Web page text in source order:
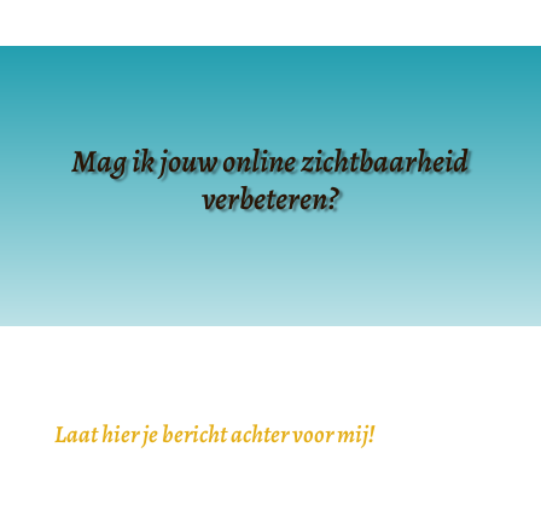
Mag ik jouw online zichtbaarheid
verbeteren?
Laat hier je bericht achter voor mij!